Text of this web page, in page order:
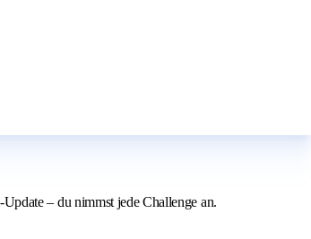
– du nimmst jede Challenge an.